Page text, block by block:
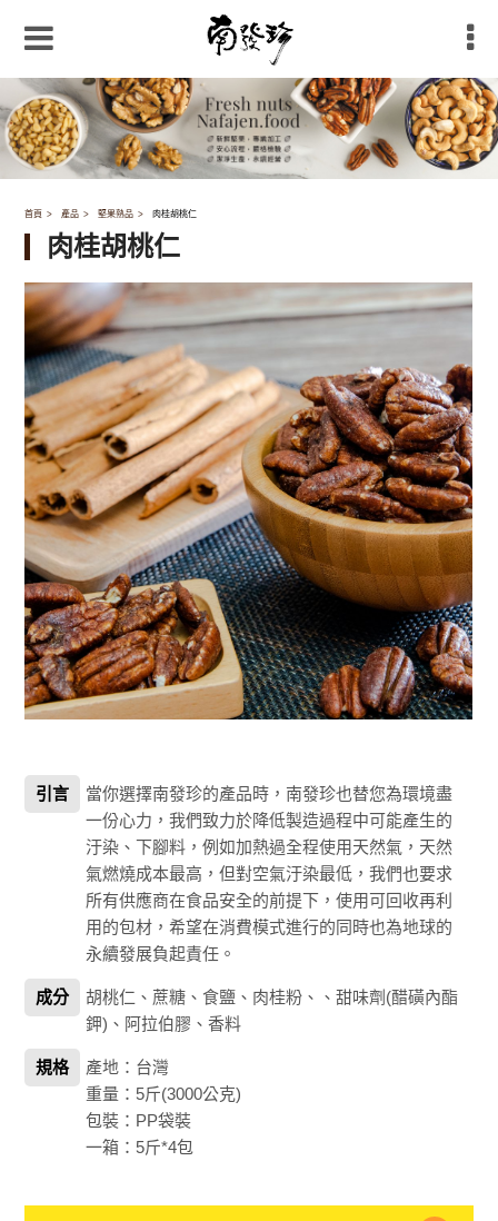
首頁 產品 堅果熟品 肉桂胡桃仁
肉桂胡桃仁
引言
當你選擇南發珍的產品時，南發珍也替您為環境盡
一份心力，我們致力於降低製造過程中可能產生的
汙染、下腳料，例如加熱過全程使用天然氣，天然
氣燃燒成本最高，但對空氣汙染最低，我們也要求
所有供應商在食品安全的前提下，使用可回收再利
用的包材，希望在消費模式進行的同時也為地球的
永續發展負起責任。
成分
胡桃仁、蔗糖、食鹽、肉桂粉、、甜味劑(醋磺內酯
鉀)、阿拉伯膠、香料
規格
產地：台灣
重量：5斤(3000公克)
包裝：PP袋裝
一箱：5斤*4包